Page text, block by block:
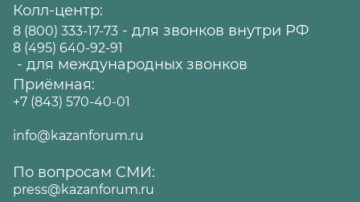
Колл-центр:
8 (800) 333-17-73 - для звонков внутри РФ
8 (495) 640-92-91
- для международных звонков
Приёмная:
+7 (843) 570-40-01
info@kazanforum.ru
По вопросам СМИ:
press@kazanforum.ru